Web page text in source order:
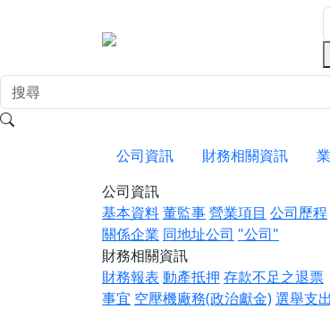
公司資訊 財務相關資訊
公司資訊
基本資料董監事營業項目 公司歷程
關係企業 同地址公司 "公司"
財務相關資訊
財務報表 動產抵押 存款不足之退票
事宜 空壓機廠務(政治獻金)選舉支出